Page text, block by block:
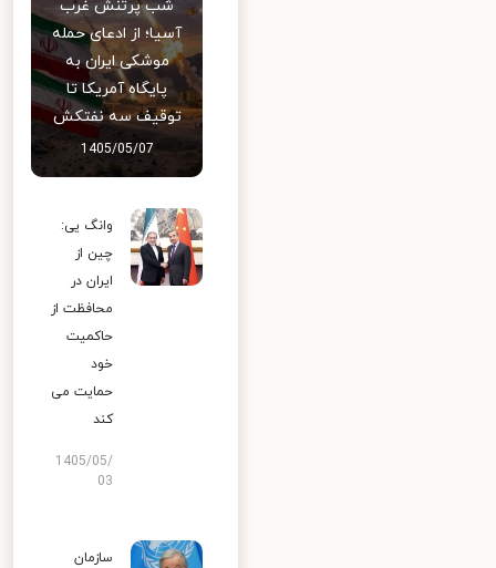
شب پرتنش غرب
آسیا؛ از ادعای حمله
موشکی ایران به
پایگاه آمریکا تا
توقیف سه نفتکش
1405/05/07
وانگ یی:
چین از
ایران در
محافظت از
حاکمیت
خود
حمایت می
کند
1405/05/
03
سازمان